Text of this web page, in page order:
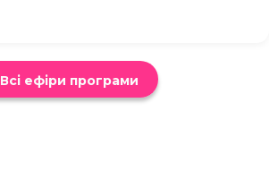
Всі ефіри програми